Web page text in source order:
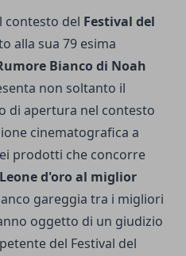
contesto del Festival del
alla sua 79 esima
Bianco di Noah
non soltanto il
di apertura nel contesto
cinematografica a
prodotti che concorre
d'oro al miglior
gareggia tra i migliori
oggetto di un giudizio
del Festival del